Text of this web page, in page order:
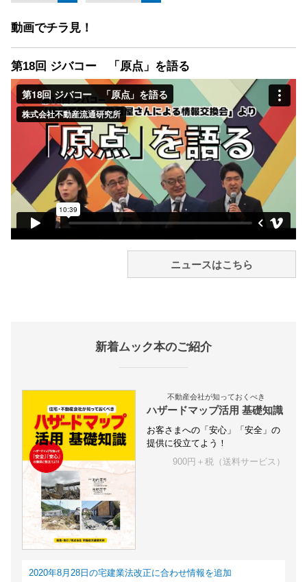
動画でチラ見！
第18回 ジバコー 「原点」を語る
ニュースはこちら
新着ムック本のご紹介
不動産会社が知っておくべき
ハザードマップ活用 基礎知識
お客さまへの「安心」「安全」の
提供に役立てよう！
900円＋税（送料サービス）
2020年8月28日の宅建業法改正に合わせ情報を追加